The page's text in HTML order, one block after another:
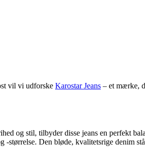
vil vi udforske Karostar Jeans – et mærke,
og stil, tilbyder disse jeans en perfekt
størrelse. Den bløde, kvalitetsrige denim